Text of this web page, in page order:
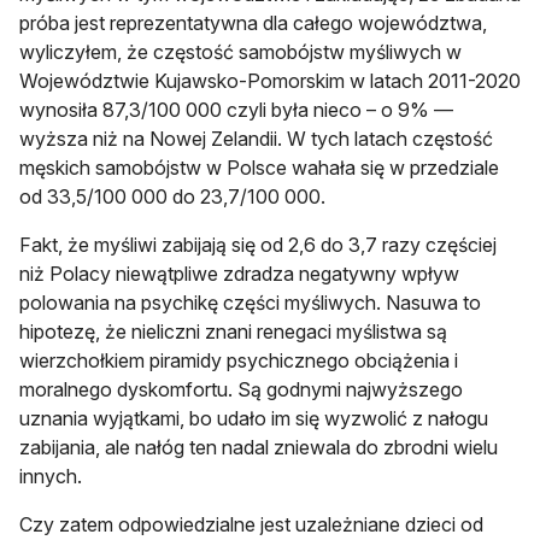
próba jest reprezentatywna dla całego województwa,
wyliczyłem, że częstość samobójstw myśliwych w
Województwie Kujawsko-Pomorskim w latach 2011-2020
wynosiła 87,3/100 000 czyli była nieco – o 9% —
wyższa niż na Nowej Zelandii. W tych latach częstość
męskich samobójstw w Polsce wahała się w przedziale
od 33,5/100 000 do 23,7/100 000.
Fakt, że myśliwi zabijają się od 2,6 do 3,7 razy częściej
niż Polacy niewątpliwe zdradza negatywny wpływ
polowania na psychikę części myśliwych. Nasuwa to
hipotezę, że nieliczni znani renegaci myślistwa są
wierzchołkiem piramidy psychicznego obciążenia i
moralnego dyskomfortu. Są godnymi najwyższego
uznania wyjątkami, bo udało im się wyzwolić z nałogu
zabijania, ale nałóg ten nadal zniewala do zbrodni wielu
innych.
Czy zatem odpowiedzialne jest uzależniane dzieci od